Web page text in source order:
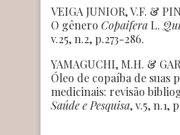
VEIGA JUNIOR, V.F. &
O gênero Copaifera L.
v.25, n.2, p.273-286.
YAMAGUCHI, M.H. &
Óleo de copaíba de suas
medicinais: revisão
Saúde e Pesquisa, v.5, n.1,